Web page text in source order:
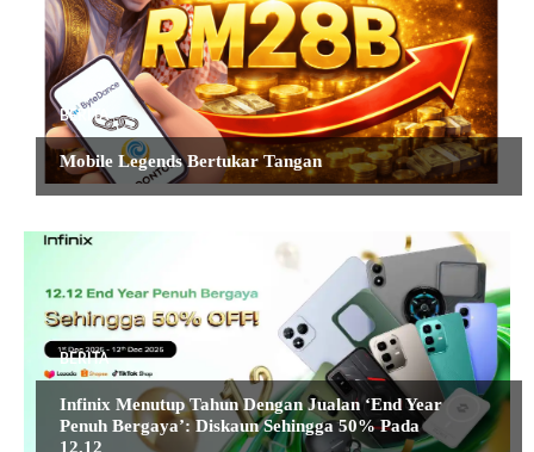
BERITA
Mobile Legends Bertukar Tangan
BERITA
Infinix Menutup Tahun Dengan Jualan ‘End Year
Penuh Bergaya’: Diskaun Sehingga 50% Pada
12.12